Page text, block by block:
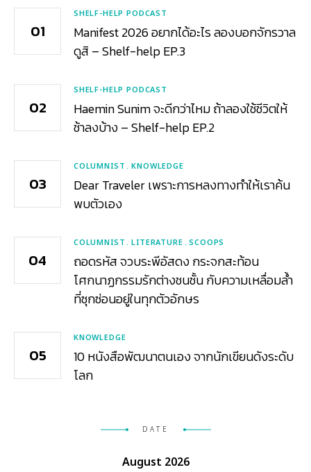
SHELF-HELP PODCAST
Manifest 2026 อยากได้อะไร ลองบอกจักรวาล
ดูสิ – Shelf-help EP.3
SHELF-HELP PODCAST
Haemin Sunim จะดีกว่าไหม ถ้าลองใช้ชีวิตให้
ช้าลงบ้าง – Shelf-help EP.2
COLUMNIST KNOWLEDGE
Dear Traveler เพราะการหลงทางทำให้เราค้น
พบตัวเอง
COLUMNIST LITERATURE SCOOPS
ถอดรหัส จวบระพีอัสดง กระจกสะท้อน
โศกนาฏกรรมรักต่างชนชั้น กับความเหลื่อมล้ำ
ที่ซุกซ่อนอยู่ในทุกตัวอักษร
KNOWLEDGE
10 หนังสือพัฒนาตนเอง จากนักเขียนดังระดับ
โลก
DATE
August 2026